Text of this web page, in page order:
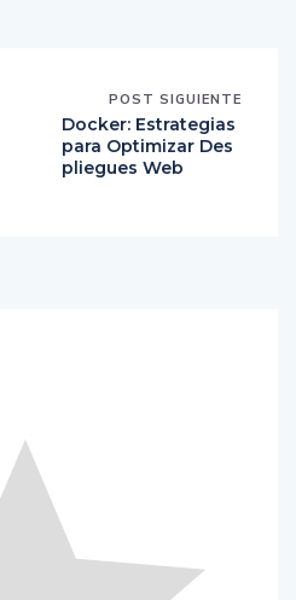
POST SIGUIENTE
Docker: Estrategias
para Optimizar Des
pliegues Web